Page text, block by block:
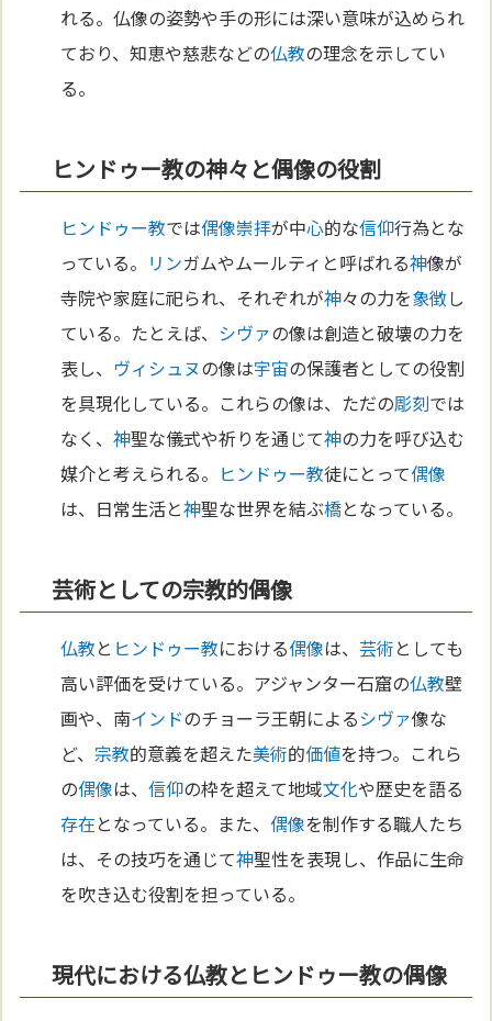
れる。仏像の姿勢や手の形には深い意味が込められ
ており、知恵や慈悲などの仏教の理念を示してい
る。
ヒンドゥー教の神々と偶像の役割
ヒンドゥー教では偶像崇拝が中心的な信仰行為とな
っている。 リンガムやムールティと呼ばれる神像が
寺院や家庭に祀られ、それぞれが神々の力を象徴し
ている。たとえば、 シヴァの像は創造と破壊の力を
表し、 ヴィシュヌの像は宇宙の保護者としての役割
を具現化している。これらの像は、ただの彫刻では
なく、神聖な儀式や祈りを通じて神の力を呼び込む
媒介と考えられる。 ヒンドゥー教徒にとって偶像
は、日常生活と神聖な世界を結ぶ橋となっている。
芸術としての宗教的偶像
仏教と ヒンドゥー教における偶像は、芸術としても
高い評価を受けている。アジャンター石窟の仏教壁
画や、南インドのチョーラ王朝によるシヴァ像な
ど、 宗教的意義を超えた美術的価値を持つ。これら
の偶像は、信仰の枠を超えて地域文化や歴史を語る
存在となっている。また、 偶像を制作する職人たち
は、その技巧を通じて神聖性を表現し、作品に生命
を吹き込む役割を担っている。
現代における仏教とヒンドゥー教の偶像